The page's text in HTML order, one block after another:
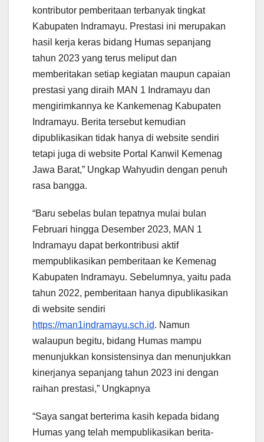
kontributor pemberitaan terbanyak tingkat
Kabupaten Indramayu. Prestasi ini merupakan
hasil kerja keras bidang Humas sepanjang
tahun 2023 yang terus meliput dan
memberitakan setiap kegiatan maupun capaian
prestasi yang diraih MAN 1 Indramayu dan
mengirimkannya ke Kankemenag Kabupaten
Indramayu. Berita tersebut kemudian
dipublikasikan tidak hanya di website sendiri
tetapi juga di website Portal Kanwil Kemenag
Jawa Barat,” Ungkap Wahyudin dengan penuh
rasa bangga.
“Baru sebelas bulan tepatnya mulai bulan
Februari hingga Desember 2023, MAN 1
Indramayu dapat berkontribusi aktif
mempublikasikan pemberitaan ke Kemenag
Kabupaten Indramayu. Sebelumnya, yaitu pada
tahun 2022, pemberitaan hanya dipublikasikan
di website sendiri
https://man1indramayu.sch.id. Namun
walaupun begitu, bidang Humas mampu
menunjukkan konsistensinya dan menunjukkan
kinerjanya sepanjang tahun 2023 ini dengan
raihan prestasi,” Ungkapnya
“Saya sangat berterima kasih kepada bidang
Humas yang telah mempublikasikan berita-